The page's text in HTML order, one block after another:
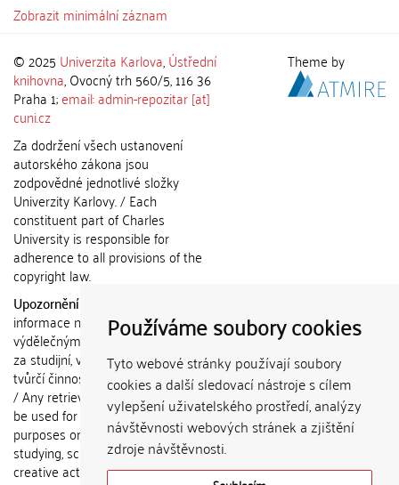
Používáme soubory cookies
Tyto webové stránky používají soubory
cookies a další sledovací nástroje s cílem
vylepšení uživatelského prostředí, analýzy
návštěvnosti webových stránek a zjištění
zdroje návštěvnosti.
Zobrazit minimální záznam
© 2025 Univerzita Karlova,Ústřední
knihovna, Ovocný trh 560/5, 116 36
Praha 1;email: admin-repozitar [at]
cuni.cz
Za dodržení všech ustanovení
autorského zákona jsou
zodpovědné jednotlivé složky
Univerzity Karlovy. / Each
constituent part of Charles
University is responsible for
adherence to all provisions of the
copyright law.
Upozornění / Notice:
informace nemohou být použity k
výdělečným účelům nebo vydávány
za studijní, vědeckou nebo jinou
tvůrčí činnost jiné osoby než autora.
/ Any retrieved information shall not
be used for any commercial
purposes or claimed as results of
studying, scientific or any other
creative activities of any person
Theme by